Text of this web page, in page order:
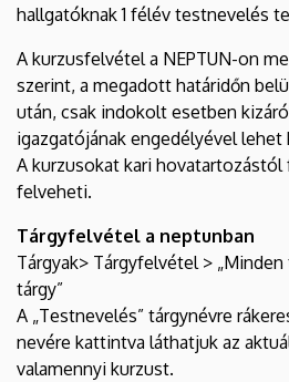
hallgatóknak 1 félév testnevelés
A kurzusfelvétel a NEPTUN-on
szerint, a megadott határidőn
után, csak indokolt esetben
igazgatójának engedélyével
A kurzusokat kari
felveheti.
Tárgyfelvétel a neptunban
Tárgyak> Tárgyfelvétel >
tárgy”
A „Testnevelés” tárgynévre
nevére kattintva láthatjuk az
valamennyi kurzust.